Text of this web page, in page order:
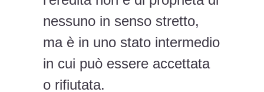
nessuno in senso stretto,
ma è in uno stato intermedio
in cui può essere accettata
o rifiutata.